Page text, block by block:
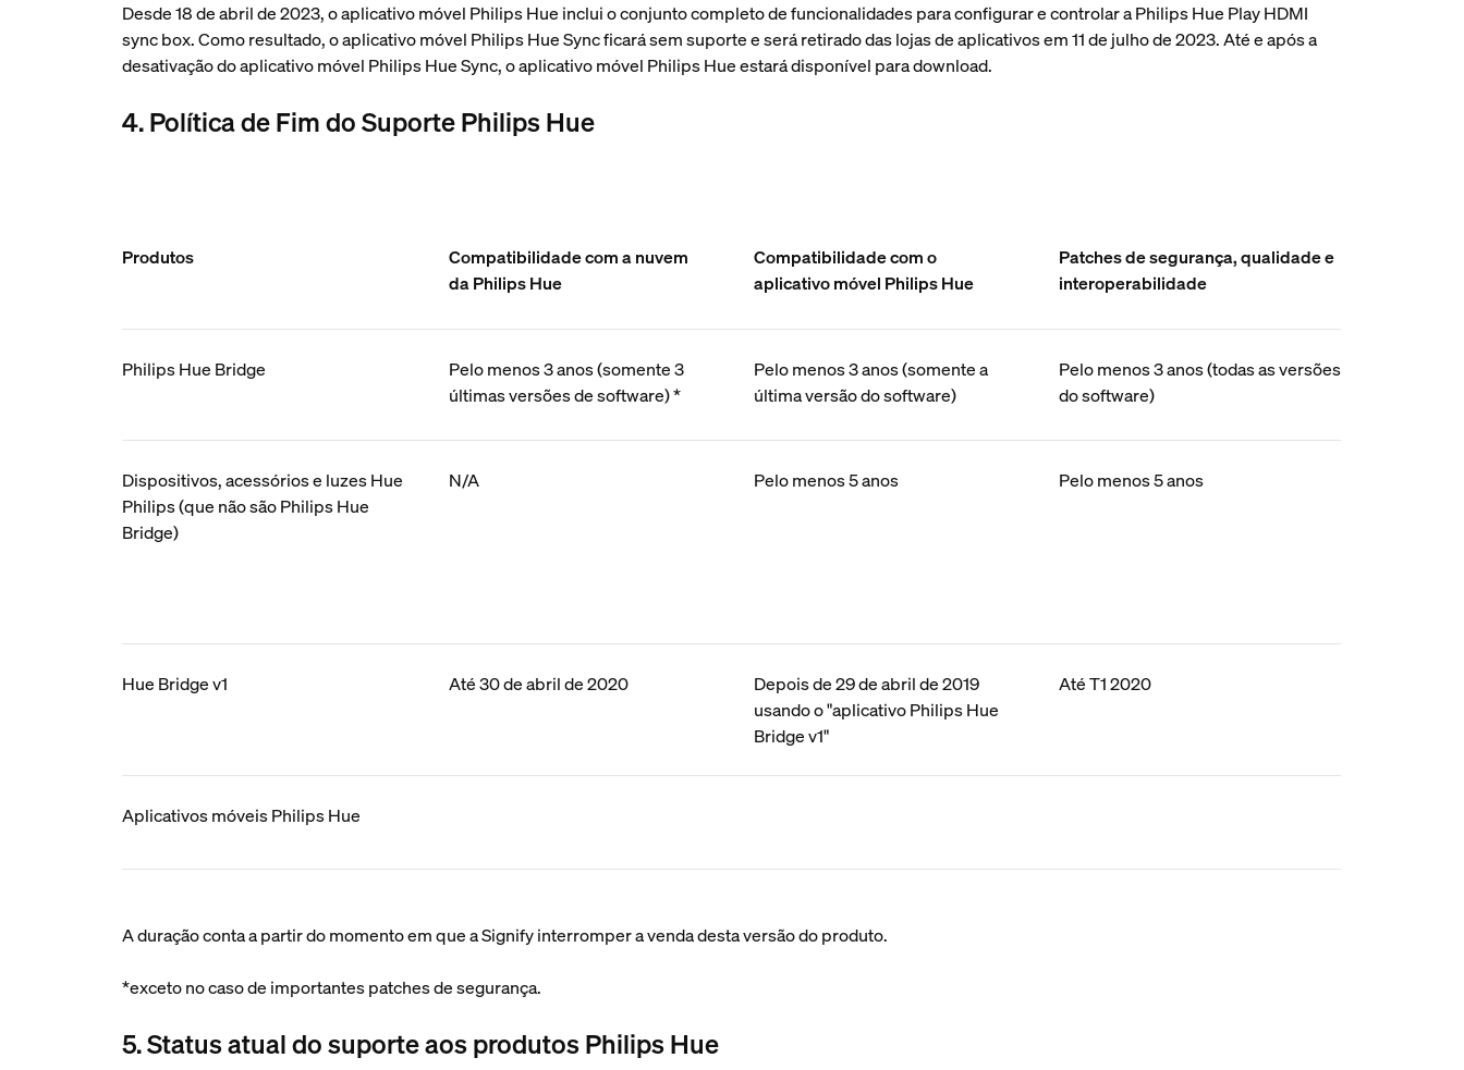
Desde 18 de abril de 2023, o aplicativo móvel Philips Hue inclui o conjunto completo de funcionalidades para configurar e controlar a Philips Hue Play HDMI
sync box. Como resultado, o aplicativo móvel Philips Hue Sync ficará sem suporte e será retirado das lojas de aplicativos em 11 de julho de 2023. Até e após a
desativação do aplicativo móvel Philips Hue Sync, o aplicativo móvel Philips Hue estará disponível para download.
4. Política de Fim do Suporte Philips Hue
Produtos
Compatibilidade com a nuvem
da Philips Hue
Compatibilidade com o
aplicativo móvel Philips Hue
Patches de segurança, qualidade e
interoperabilidade
Philips Hue Bridge
Pelo menos 3 anos (somente 3
últimas versões de software) *
Pelo menos 3 anos (somente a
última versão do software)
Pelo menos 3 anos (todas as versões
do software)
Dispositivos, acessórios e luzes Hue
Philips (que não são Philips Hue
Bridge)
N/A Pelo menos 5 anos Pelo menos 5 anos
Hue Bridge v1 Até 30 de abril de 2020
Depois de 29 de abril de 2019
usando o "aplicativo Philips Hue
Bridge v1"
Até T1 2020
Aplicativos móveis Philips Hue
A duração conta a partir do momento em que a Signify interromper a venda desta versão do produto.
*exceto no caso de importantes patches de segurança.
5. Status atual do suporte aos produtos Philips Hue